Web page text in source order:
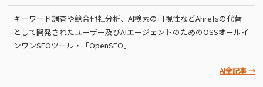
キーワード調査や競合他社分析、AI検索の可視性などAhrefsの代替
として開発されたユーザー及びAIエージェントのためのOSSオールイ
ンワンSEOツール・「OpenSEO」
AI全記事 →